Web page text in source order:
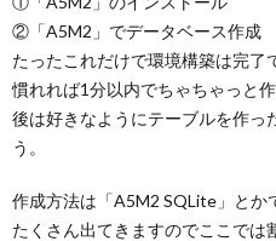
②「A5M2」でデータベース作成
たったこれだけで環境構築は完了
慣れれば1分以内でちゃちゃっと作
後は好きなようにテーブルを作っ
う。
作成方法は「A5M2 SQLite」とか
たくさん出てきますのでここでは